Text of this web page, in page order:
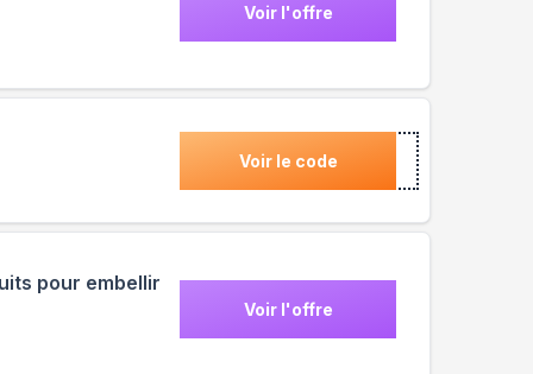
Voir l'offre
Voir le code
pour embellir
Voir l'offre